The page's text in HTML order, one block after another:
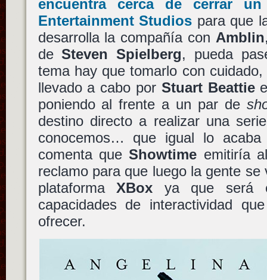
encuentra cerca de cerrar
Entertainment Studios para que
desarrolla la compañía con Amblin
deSteven Spielberg, pueda
tema hay que tomarlo con
llevado a cabo por Stuart Beattie
poniendo al frente a un par de
destino directo a realizar una
conocemos… que igual lo
comenta queShowtime emitiría
reclamo para que luego la gente
plataforma XBox ya que será
capacidades de interactividad
ofrecer.